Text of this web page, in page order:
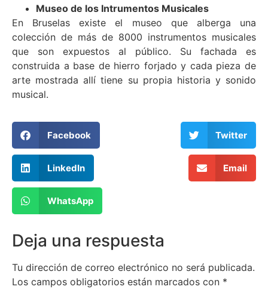
Museo de los Intrumentos Musicales
En Bruselas existe el museo que alberga una
colección de más de 8000 instrumentos musicales
que son expuestos al público. Su fachada es
construida a base de hierro forjado y cada pieza de
arte mostrada allí tiene su propia historia y sonido
musical.
Facebook Twitter
LinkedIn Email
WhatsApp
Deja una respuesta
Tu dirección de correo electrónico no será publicada.
Los campos obligatorios están marcados con *